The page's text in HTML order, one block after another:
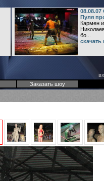
Пуля
Кармен
бо...
скачать
Заказать шоу